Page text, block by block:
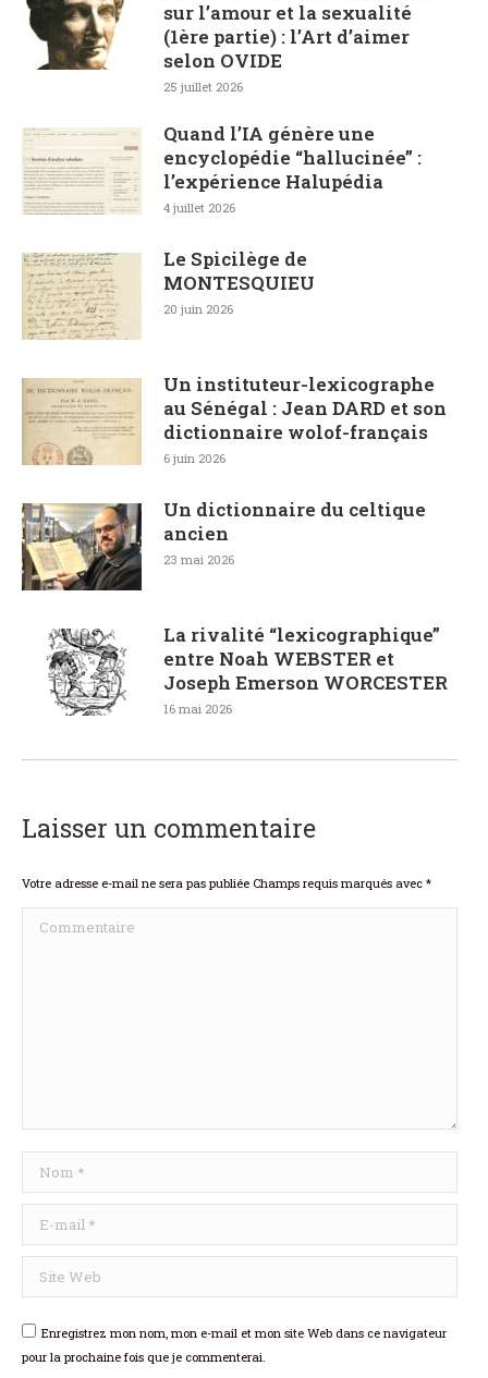
sur l’amour et la sexualité
(1ère partie) : l’Art d’aimer
selon OVIDE
25 juillet 2026
Quand l’IA génère une
encyclopédie “hallucinée” :
l’expérience Halupédia
4 juillet 2026
Le Spicilège de
MONTESQUIEU
20 juin 2026
Un instituteur-lexicographe
au Sénégal : Jean DARD et son
dictionnaire wolof-français
6 juin 2026
Un dictionnaire du celtique
ancien
23 mai 2026
La rivalité “lexicographique”
entre Noah WEBSTER et
Joseph Emerson WORCESTER
16 mai 2026
Laisser un commentaire
Votre adresse e-mail ne sera pas publiée Champs requis marqués avec *
Commentaire
Nom *
E-mail *
Site Web
Enregistrez mon nom, mon e-mail et mon site Web dans ce navigateur
pour la prochaine fois que je commenterai.